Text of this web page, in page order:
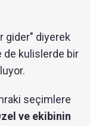
gider" diyerek
de kulislerde bir
seçimlere
ve ekibinin